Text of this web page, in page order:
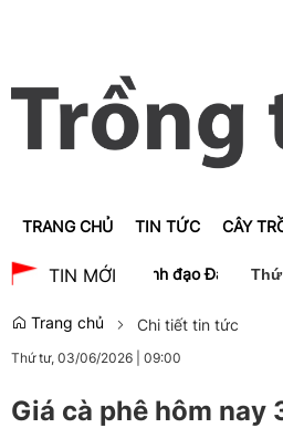
TRANG CHỦ TIN TỨC CÂY
TIN MỚI
xã giao lãnh đạo Đảng, Nhà Thứ
Trang chủ Chi tiết tin tức
Thứ tư, 03/06/2026 09:00
Giá cà phê hôm nay